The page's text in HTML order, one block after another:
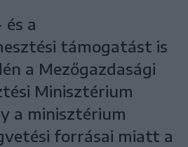
a
támogatást is
a Mezőgazdasági
Minisztérium
a minisztérium
forrásai miatt a